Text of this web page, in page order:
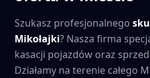
Szukasz profesjonalnego
Mikołajki? Nasza firma
kasacji pojazdów oraz
Działamy na terenie całego